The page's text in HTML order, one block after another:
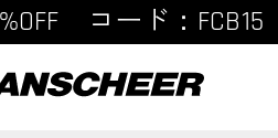
コード：FCB15